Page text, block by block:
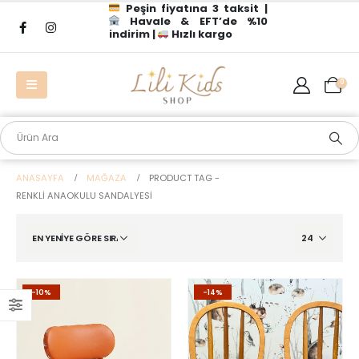
Peşin fiyatına 3 taksit |
Havale & EFT’de %10
indirim |
Hızlı kargo
0
ANASAYFA MAĞAZA
PRODUCT TAG -
RENKLI ANAOKULU SANDALYESI
-10% -14%